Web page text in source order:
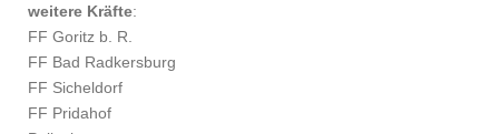
weitere Kräfte:
FF Goritz b. R.
FF Bad Radkersburg
FF Sicheldorf
FF Pridahof